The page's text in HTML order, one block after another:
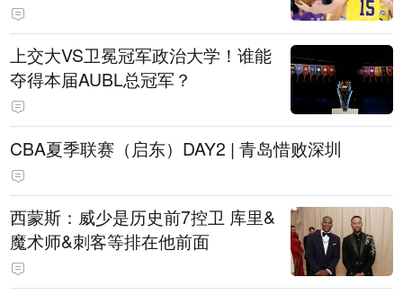
上交大VS卫冕冠军政治大学！谁能
夺得本届AUBL总冠军？
CBA夏季联赛（启东）DAY2 | 青岛惜败深圳
西蒙斯：威少是历史前7控卫 库里&
魔术师&刺客等排在他前面